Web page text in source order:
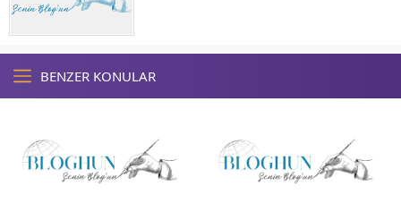
BENZER KONULAR